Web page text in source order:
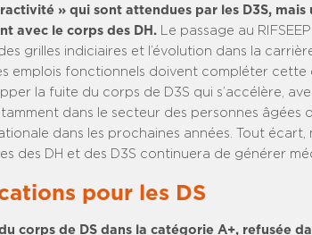
» qui sont attendues par les D3S,
avec le corps des DH. Le passage au
grilles indiciaires et l’évolution dans la
emplois fonctionnels doivent compléter cette
la fuite du corps de D3S qui s’accélère,
dans le secteur des personnes âgées
dans les prochaines années. Tout écart,
des DH et des D3S continuera de générer
pour les DS
corps de DS dans la catégorie A+, refusée